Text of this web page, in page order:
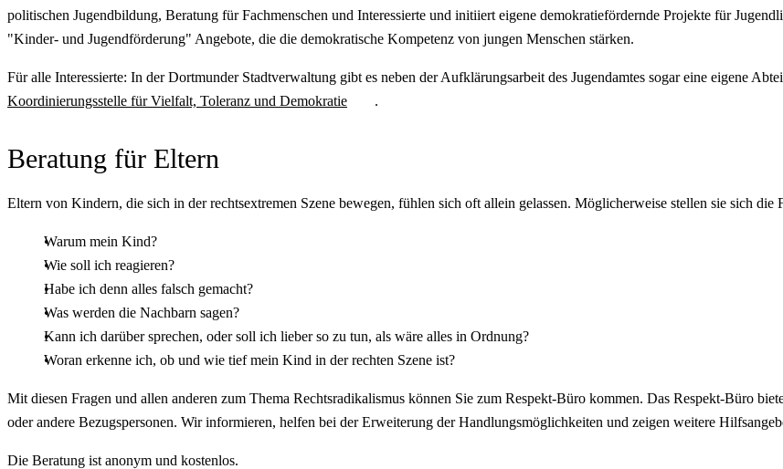
politischen Jugendbildung, Beratung für Fachmenschen und Interessierte und initiiert eigene demokratiefördernde Projekte für
"Kinder- und Jugendförderung" Angebote, die die demokratische Kompetenz von jungen Menschen stärken.
Für alle Interessierte: In der Dortmunder Stadtverwaltung gibt es neben der Aufklärungsarbeit des Jugendamtes sogar eine eigene
Koordinierungsstelle für Vielfalt, Toleranz und Demokratie
.
Beratung für Eltern
Eltern von Kindern, die sich in der rechtsextremen Szene bewegen, fühlen sich oft allein gelassen. Möglicherweise stellen sie sich die
Warum mein Kind?
Wie soll ich reagieren?
Habe ich denn alles falsch gemacht?
Was werden die Nachbarn sagen?
Kann ich darüber sprechen, oder soll ich lieber so zu tun, als wäre alles in Ordnung?
Woran erkenne ich, ob und wie tief mein Kind in der rechten Szene ist?
Mit diesen Fragen und allen anderen zum Thema Rechtsradikalismus können Sie zum Respekt-Büro kommen. Das Respekt-Büro
oder andere Bezugspersonen. Wir informieren, helfen bei der Erweiterung der Handlungsmöglichkeiten und zeigen weitere
Die Beratung ist anonym und kostenlos.